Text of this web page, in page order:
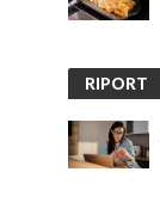
RIPORT